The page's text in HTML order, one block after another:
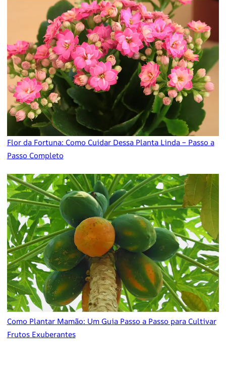
Flor da Fortuna: Como Cuidar Dessa Planta Linda – Passo a
Passo Completo
Como Plantar Mamão: Um Guia Passo a Passo para Cultivar
Frutos Exuberantes